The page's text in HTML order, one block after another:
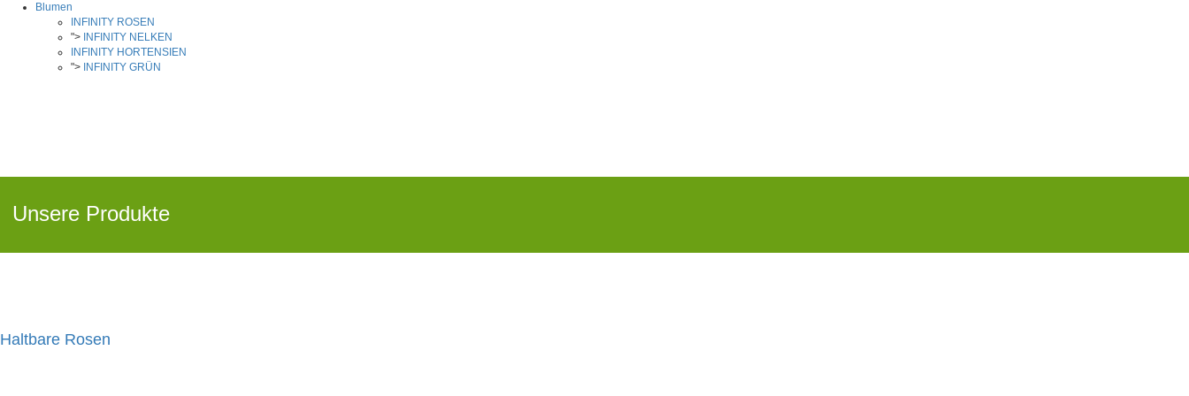
besondere Anlässe zu kreieren.
Habitus:
Blumen
INFINITY ROSEN
"> INFINITY NELKEN
INFINITY HORTENSIEN
"> INFINITY GRÜN
Unsere Produkte
Haltbare Rosen